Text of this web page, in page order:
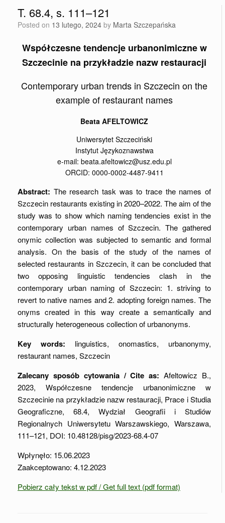
T. 68.4, s. 111–121
Posted on 13 lutego, 2024 by Marta Szczepańska
Współczesne tendencje urbanonimiczne w
Szczecinie na przykładzie nazw restauracji
Contemporary urban trends in Szczecin on the
example of restaurant names
Beata AFELTOWICZ
Uniwersytet Szczeciński
Instytut Językoznawstwa
e-mail: beata.afeltowicz@usz.edu.pl
ORCID: 0000-0002-4487-9411
Abstract: The research task was to trace the names of
Szczecin restaurants existing in 2020–2022. The aim of the
study was to show which naming tendencies exist in the
contemporary urban names of Szczecin. The gathered
onymic collection was subjected to semantic and formal
analysis. On the basis of the study of the names of
selected restaurants in Szczecin, it can be concluded that
two opposing linguistic tendencies clash in the
contemporary urban naming of Szczecin: 1. striving to
revert to native names and 2. adopting foreign names. The
onyms created in this way create a semantically and
structurally heterogeneous collection of urbanonyms.
Key words: linguistics, onomastics, urbanonymy,
restaurant names, Szczecin
Zalecany sposób cytowania / Cite as: Afeltowicz B.,
2023, Współczesne tendencje urbanonimiczne w
Szczecinie na przykładzie nazw restauracji, Prace i Studia
Geograficzne, 68.4, Wydział Geografii i Studiów
Regionalnych Uniwersytetu Warszawskiego, Warszawa,
111–121, DOI: 10.48128/pisg/2023-68.4-07
Wpłynęło: 15.06.2023
Zaakceptowano: 4.12.2023
Pobierz cały tekst w pdf / Get full text (pdf format)